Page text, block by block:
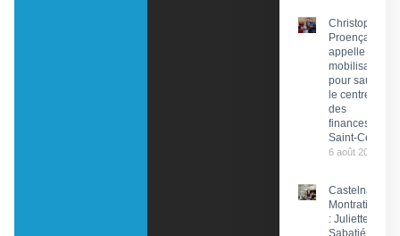
Christophe
Proença
appelle à la
mobilisation
pour sauver
le centre
des
finances de
Saint-Céré
6 août 2026
Castelnau-
Montratier
: Juliette
Sabatié